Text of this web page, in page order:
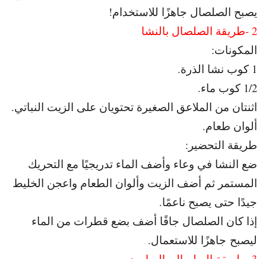
يصبح الصلصال جاهزًا للاستخدام!
2 -طريقة الصلصال بالنشا
المكونات:
1 كوب نشا الذرة.
1/2 كوب ماء.
اثنتان من الملاعق الصغيرة تحتويان على الزيت النباتي.
ألوان طعام.
طريقة التحضير:
ضع النشا في وعاء وأضف الماء تدريجيًا مع التحريك
المستمر ثم أضف الزيت وألوان الطعام واعجن الخليط
جيدًا حتى يصبح ناعمًا.
إذا كان الصلصال جافًا أضف بضع قطرات من الماء
ليصبح جاهزًا للاستعمال.